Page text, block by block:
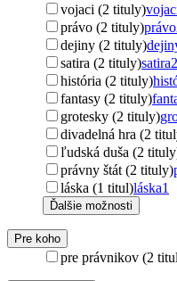
vojaci (2 tituly)
právo (2 tituly)právo
dejiny (2 tituly)
satira (2 tituly)satira2
história (2 tituly)
fantasy (2 tituly)
grotesky (2 tituly)
divadelná hra (2
ľudská duša (2
právny štát (2 tituly)
láska (1 titul)láska1
Ďalšie možnosti
Pre koho
pre právnikov (2